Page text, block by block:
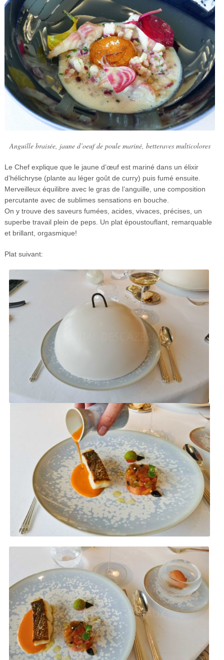
Anguille braisée, jaune d’oeuf de poule mariné, betteraves multicolores
Le Chef explique que le jaune d’œuf est mariné dans un élixir
d’hélichryse (plante au léger goût de curry) puis fumé ensuite.
Merveilleux équilibre avec le gras de l’anguille, une composition
percutante avec de sublimes sensations en bouche.
On y trouve des saveurs fumées, acides, vivaces, précises, un
superbe travail plein de peps. Un plat époustouflant, remarquable
et brillant, orgasmique!
Plat suivant: